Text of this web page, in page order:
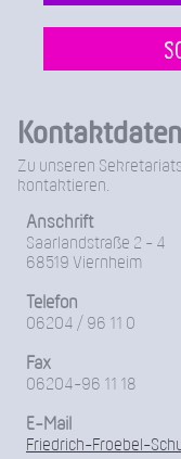
Kontaktdaten
Zu unseren
kontaktieren.
Anschrift
Saarlandstraße 2 - 4
68519 Viernheim
Telefon
06204 / 96 11 0
Fax
06204-96 11 18
E-Mail
Friedrich-Froebel-